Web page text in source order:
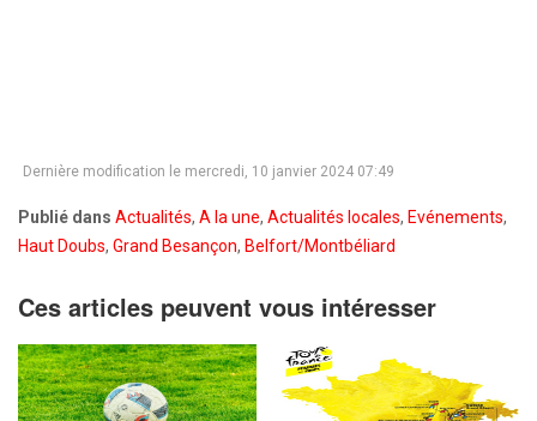
Dernière modification le mercredi, 10 janvier 2024 07:49
Publié dans Actualités, A la une, Actualités locales, Evénements,
Haut Doubs, Grand Besançon, Belfort/Montbéliard
Ces articles peuvent vous intéresser